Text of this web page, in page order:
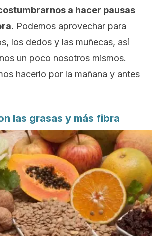
a hacer pausas
Podemos aprovechar para
los dedos y las muñecas, así
un poco nosotros mismos.
hacerlo por la mañana y antes
las grasas y más fibra